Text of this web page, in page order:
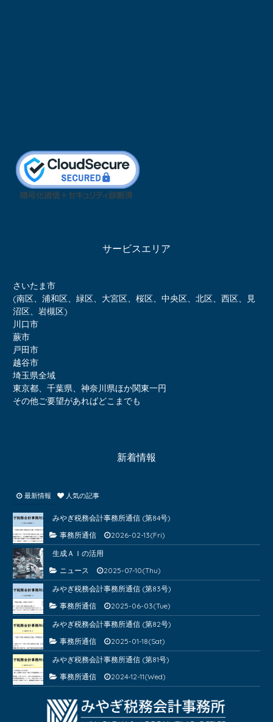
サービスエリア
さいたま市
(南区、浦和区、緑区、大宮区、桜区、中央区、北区、西区、見
沼区、岩槻区)
川口市
蕨市
戸田市
越谷市
埼玉県全域
東京都、千葉県、神奈川県ほか関東一円
その他ご要望があればどこまでも
新着情報
最新情報 人気の記事
みやぎ税務会計事務所通信 (第84号)
事務所通信
2026-02-13(Fri)
生成ＡＩの活用
ニュース
2025-07-10(Thu)
みやぎ税務会計事務所通信 (第83号)
事務所通信
2025-06-03(Tue)
みやぎ税務会計事務所通信 (第82号)
事務所通信
2025-01-18(Sat)
みやぎ税務会計事務所通信 (第81号)
事務所通信
2024-12-11(Wed)